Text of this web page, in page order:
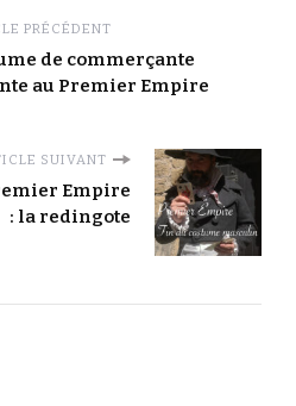
PRÉCÉDENT
de commerçante
au Premier Empire
SUIVANT
Empire
: la redingote